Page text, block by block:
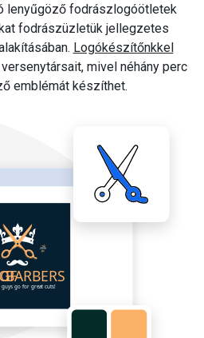
lenyűgöző fodrászlogóötletek
fodrászüzletük jellegzetes
Logókészítőnkkel
mivel néhány perc
emblémát készíthet.